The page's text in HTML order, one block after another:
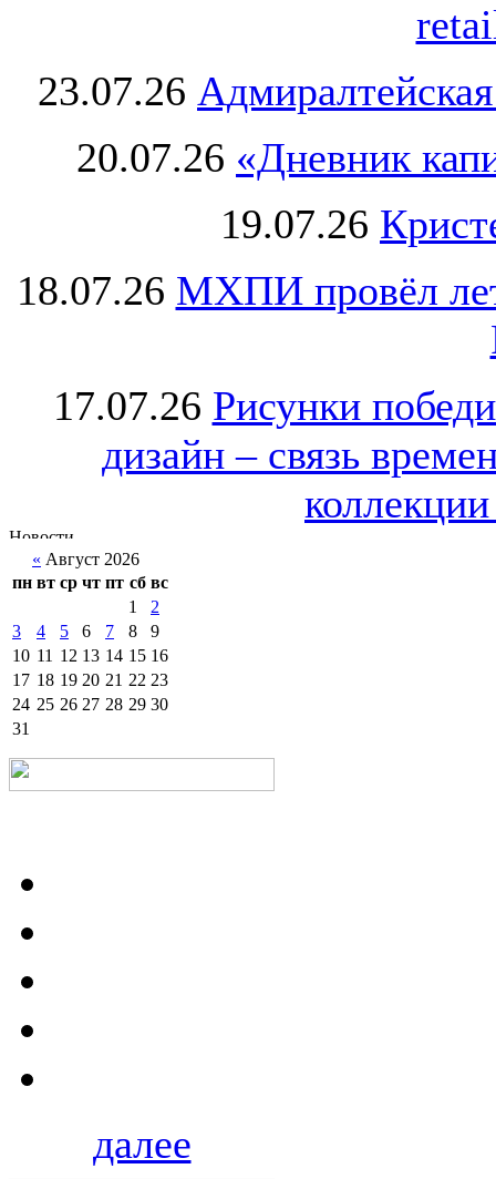
23.07.26
20.07.26 «Дневник
19.07.26
18.07.26 МХПИ провёл
17.07.26 Рисунки
дизайн – связь
« Август 2026
пн вт ср чт пт сб вс
1
2
3
4 5 6 7 8
9
10 11 12 13 14 15 16
17 18 19 20 21 22 23
24 25 26 27 28 29 30
31
далее